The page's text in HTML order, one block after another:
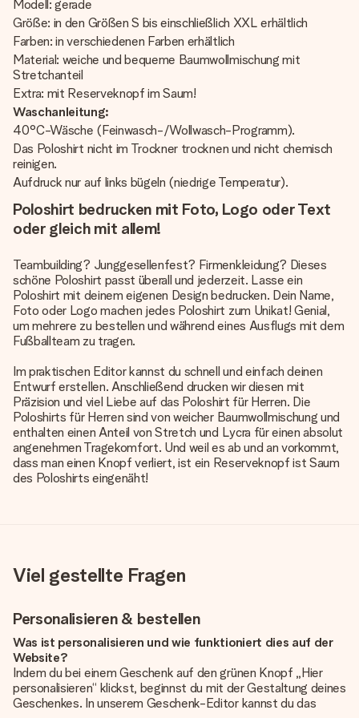
Modell: gerade
Größe: in den Größen S bis einschließlich XXL erhältlich
Farben: in verschiedenen Farben erhältlich
Material: weiche und bequeme Baumwollmischung mit
Stretchanteil
Extra: mit Reserveknopf im Saum!
Waschanleitung:
40°C-Wäsche (Feinwasch-/Wollwasch-Programm).
Das Poloshirt nicht im Trockner trocknen und nicht chemisch
reinigen.
Aufdruck nur auf links bügeln (niedrige Temperatur).
Poloshirt bedrucken mit Foto, Logo oder Text
oder gleich mit allem!
Teambuilding? Junggesellenfest? Firmenkleidung? Dieses
schöne Poloshirt passt überall und jederzeit. Lasse ein
Poloshirt mit deinem eigenen Design bedrucken. Dein Name,
Foto oder Logo machen jedes Poloshirt zum Unikat! Genial,
um mehrere zu bestellen und während eines Ausflugs mit dem
Fußballteam zu tragen.
Im praktischen Editor kannst du schnell und einfach deinen
Entwurf erstellen. Anschließend drucken wir diesen mit
Präzision und viel Liebe auf das Poloshirt für Herren. Die
Poloshirts für Herren sind von weicher Baumwollmischung und
enthalten einen Anteil von Stretch und Lycra für einen absolut
angenehmen Tragekomfort. Und weil es ab und an vorkommt,
dass man einen Knopf verliert, ist ein Reserveknopf ist Saum
des Poloshirts eingenäht!
Viel gestellte Fragen
Personalisieren & bestellen
Was ist personalisieren und wie funktioniert dies auf der
Website?
Indem du bei einem Geschenk auf den grünen Knopf „Hier
personalisieren“ klickst, beginnst du mit der Gestaltung deines
Geschenkes. In unserem Geschenk-Editor kannst du das